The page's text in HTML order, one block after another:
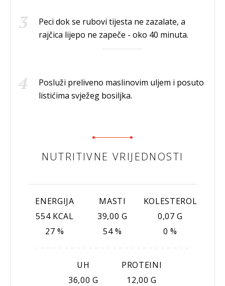
Peci dok se rubovi tijesta ne zazalate, a
rajčica lijepo ne zapeče - oko 40 minuta.
Posluži preliveno maslinovim uljem i posuto
listićima svježeg bosiljka.
NUTRITIVNE VRIJEDNOSTI
ENERGIJA
554 KCAL
27 %
MASTI
39,00 G
54 %
KOLESTEROL
0,07 G
0 %
UH
36,00 G
PROTEINI
12,00 G